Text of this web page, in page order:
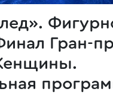
Гран-